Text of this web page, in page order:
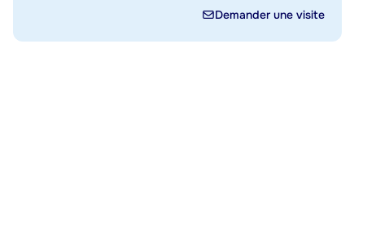
Demander une visite